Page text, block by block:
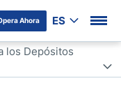
Ahora ES
los Depósitos
Mínimos Bajos